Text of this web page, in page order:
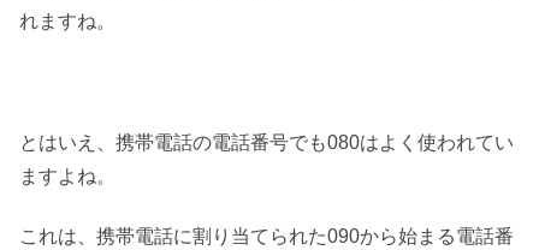
れますね。
とはいえ、携帯電話の電話番号でも080はよく使われてい
ますよね。
これは、携帯電話に割り当てられた090から始まる電話番